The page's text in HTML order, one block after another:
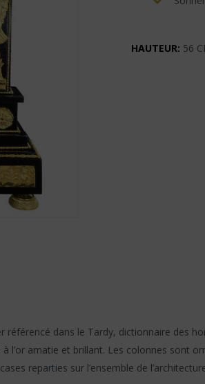
HAUTEUR: 56
référencé dans le Tardy, dictionnaire des
l’or amatie et brillant. Les colonnes sont
reparties sur l’ensemble de